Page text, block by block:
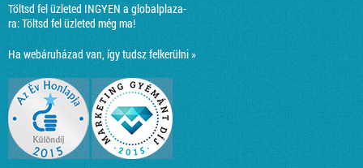
Töltsd fel üzleted INGYEN a globalplaza-
ra:Töltsd fel üzleted még ma!
Ha webáruházad van, így tudsz felkerülni »